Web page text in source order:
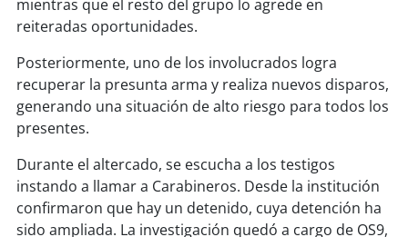
chillán
soysancarlos
soytalcahuano
soyconcepción
soycoronel
mientras que el resto del grupo lo agrede en
reiteradas oportunidades.
Posteriormente, uno de los involucrados logra
recuperar la presunta arma y realiza nuevos disparos,
generando una situación de alto riesgo para todos los
presentes.
Durante el altercado, se escucha a los testigos
instando a llamar a Carabineros. Desde la institución
confirmaron que hay un detenido, cuya detención ha
sido ampliada. La investigación quedó a cargo de OS9,